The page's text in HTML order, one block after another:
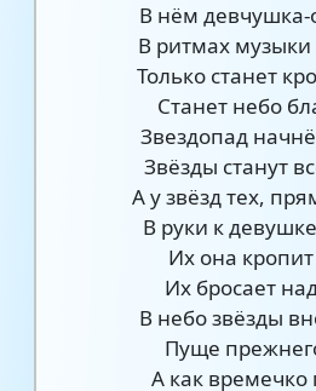
В нём девчушка-
В ритмах музыки
Только станет
Станет небо
Звездопад
Звёзды станут
А у звёзд тех,
В руки к
Их она
Их бросает
В небо звёзды
Пуще
А как времечко